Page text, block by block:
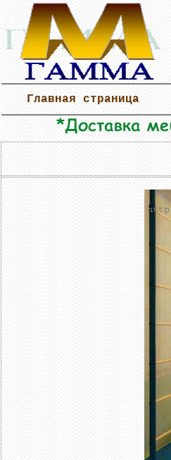
Главная страница